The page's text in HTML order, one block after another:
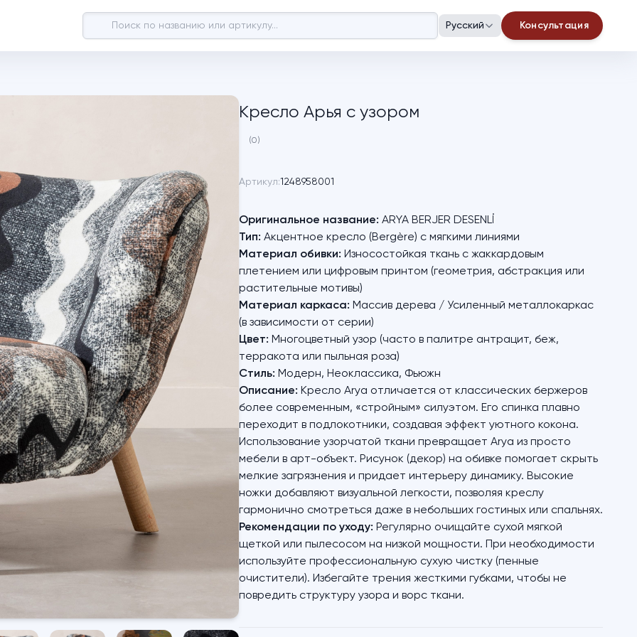
Русский Консультация
Кресло Арья с узором
(0)
Артикул:1248958001
Оригинальное название: ARYA BERJER DESENLİ
Тип: Акцентное кресло (Bergère) с мягкими линиями
Материал обивки: Износостойкая ткань с жаккардовым
плетением или цифровым принтом (геометрия, абстракция или
растительные мотивы)
Материал каркаса: Массив дерева / Усиленный металлокаркас
(в зависимости от серии)
Цвет: Многоцветный узор (часто в палитре антрацит, беж,
терракота или пыльная роза)
Стиль: Модерн, Неоклассика, Фьюжн
Описание: Кресло Arya отличается от классических бержеров
более современным, «стройным» силуэтом. Его спинка плавно
переходит в подлокотники, создавая эффект уютного кокона.
Использование узорчатой ткани превращает Arya из просто
мебели в арт-объект. Рисунок (декор) на обивке помогает скрыть
мелкие загрязнения и придает интерьеру динамику. Высокие
ножки добавляют визуальной легкости, позволяя креслу
гармонично смотреться даже в небольших гостиных или спальнях.
Рекомендации по уходу: Регулярно очищайте сухой мягкой
щеткой или пылесосом на низкой мощности. При необходимости
используйте профессиональную сухую чистку (пенные
очистители). Избегайте трения жесткими губками, чтобы не
повредить структуру узора и ворс ткани.